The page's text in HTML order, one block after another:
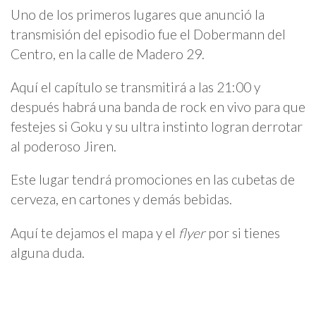
Uno de los primeros lugares que anunció la
transmisión del episodio fue el Dobermann del
Centro, en la calle de Madero 29.
Aquí el capítulo se transmitirá a las 21:00 y
después habrá una banda de rock en vivo para que
festejes si Goku y su ultra instinto logran derrotar
al poderoso Jiren.
Este lugar tendrá promociones en las cubetas de
cerveza, en cartones y demás bebidas.
Aquí te dejamos el mapa y el flyerpor si tienes
alguna duda.